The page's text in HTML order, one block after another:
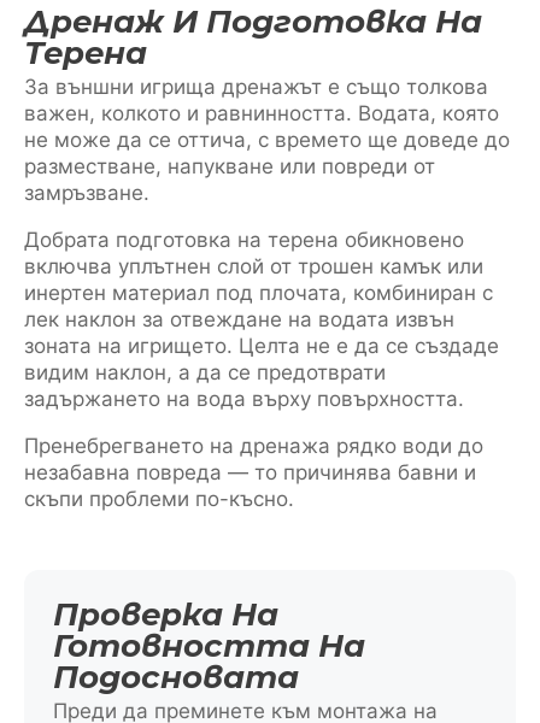
Дренаж И Подготовка На
Терена
За външни игрища дренажът е също толкова
важен, колкото и равнинността. Водата, която
не може да се оттича, с времето ще доведе до
разместване, напукване или повреди от
замръзване.
Добрата подготовка на терена обикновено
включва уплътнен слой от трошен камък или
инертен материал под плочата, комбиниран с
лек наклон за отвеждане на водата извън
зоната на игрището. Целта не е да се създаде
видим наклон, а да се предотврати
задържането на вода върху повърхността.
Пренебрегването на дренажа рядко води до
незабавна повреда — то причинява бавни и
скъпи проблеми по-късно.
Проверка На
Готовността На
Подосновата
Преди да преминете към монтажа на